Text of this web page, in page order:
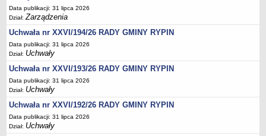
Jednostki organizacyjne, GOPS, Instytucja kultury, OSP
Jednostki pomocnicze - sołectwa
Plan pracy komisji rewizyjnej
Sesje Rady Gminy Rypin
PRAWO LOKALNE
Statut
Strategia rozwoju
Uchwały
Projekty uchwał
Data publikacji: 31 lipca 2026
Dział:Zarządzenia
Uchwała nr XXVI/194/26 RADY GMINY RYPIN
Data publikacji: 31 lipca 2026
Dział: Uchwały
Uchwała nr XXVI/193/26 RADY GMINY RYPIN
Data publikacji: 31 lipca 2026
Dział: Uchwały
Uchwała nr XXVI/192/26 RADY GMINY RYPIN
Data publikacji: 31 lipca 2026
Dział: Uchwały